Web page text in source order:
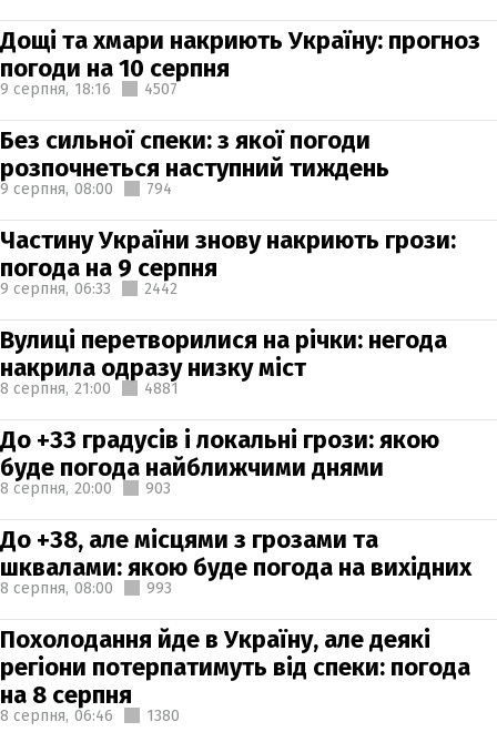
Дощі та хмари накриють Україну: прогноз
погоди на 10 серпня
9 серпня, 18:16 4507
Без сильної спеки: з якої погоди
розпочнеться наступний тиждень
9 серпня, 08:00 794
Частину України знову накриють грози:
погода на 9 серпня
9 серпня, 06:33 2442
Вулиці перетворилися на річки: негода
накрила одразу низку міст
8 серпня, 21:00 4881
До +33 градусів і локальні грози: якою
буде погода найближчими днями
8 серпня, 20:00 903
До +38, але місцями з грозами та
шквалами: якою буде погода на вихідних
8 серпня, 08:00 993
Похолодання йде в Україну, але деякі
регіони потерпатимуть від спеки: погода
на 8 серпня
8 серпня, 06:46 1380